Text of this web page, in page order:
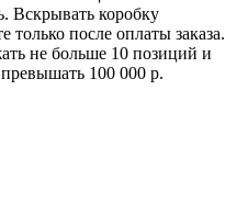
Вскрывать коробку
только после оплаты заказа.
не больше 10 позиций и
100 000 р.